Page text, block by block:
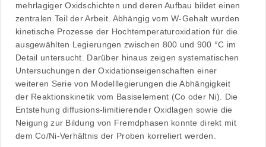
mehrlagiger Oxidschichten und deren Aufbau bildet einen
zentralen Teil der Arbeit. Abhängig vom W-Gehalt wurden
kinetische Prozesse der Hochtemperaturoxidation für die
ausgewählten Legierungen zwischen 800 und 900 °C im
Detail untersucht. Darüber hinaus zeigen systematischen
Untersuchungen der Oxidationseigenschaften einer
weiteren Serie von Modelllegierungen die Abhängigkeit
der Reaktionskinetik vom Basiselement (Co oder Ni). Die
Entstehung diffusions-limitierender Oxidlagen sowie die
Neigung zur Bildung von Fremdphasen konnte direkt mit
dem Co/Ni-Verhältnis der Proben korreliert werden.